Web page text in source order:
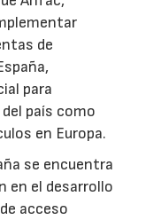
de
para
país como
en Europa.
se encuentra
en el desarrollo
acceso